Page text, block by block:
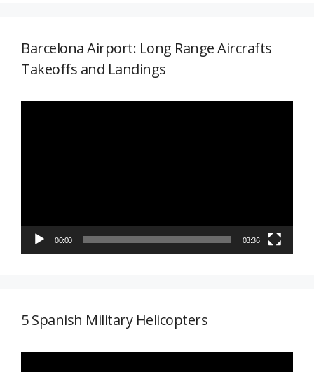
Barcelona Airport: Long Range Aircrafts
Takeoffs and Landings
00:00 03:36
5 Spanish Military Helicopters